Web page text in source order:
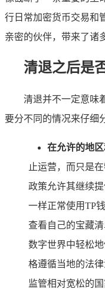
行日常加密货币交易和
亲密的伙伴，带来了诸
清退之后是
清退并不一定意味
要分不同的情况来仔细
在允许的地
止运营，而只是
政策允许其继续
一样正常使用TP
查看自己的宝藏
数字世界中轻松
格遵循当地的法
监管相对宽松的